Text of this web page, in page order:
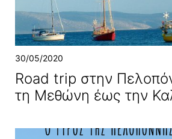
30/05/2020
Road trip στην
τη Μεθώνη έως την